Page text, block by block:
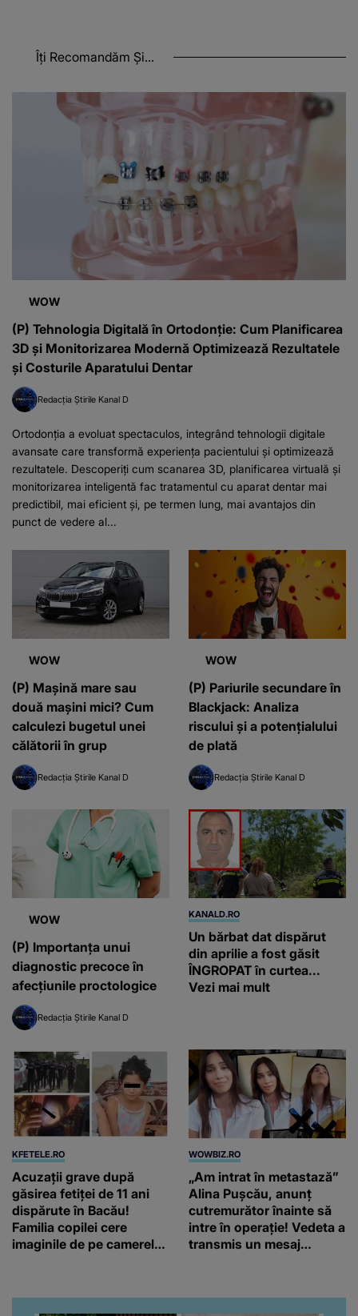
Îți Recomandăm Și...
WOW
(P) Tehnologia Digitală în Ortodonție: Cum Planificarea
3D și Monitorizarea Modernă Optimizează Rezultatele
și Costurile Aparatului Dentar
Redacția Știrile Kanal D
Ortodonția a evoluat spectaculos, integrând tehnologii digitale
avansate care transformă experiența pacientului și optimizează
rezultatele. Descoperiți cum scanarea 3D, planificarea virtuală și
monitorizarea inteligentă fac tratamentul cu aparat dentar mai
predictibil, mai eficient și, pe termen lung, mai avantajos din
punct de vedere al...
WOW
(P) Mașină mare sau
două mașini mici? Cum
calculezi bugetul unei
călătorii în grup
Redacția Știrile Kanal D
WOW
(P) Pariurile secundare în
Blackjack: Analiza
riscului și a potențialului
de plată
Redacția Știrile Kanal D
WOW
(P) Importanța unui
diagnostic precoce în
afecțiunile proctologice
Redacția Știrile Kanal D
KANALD.RO
Un bărbat dat dispărut
din aprilie a fost găsit
ÎNGROPAT în curtea...
Vezi mai mult
KFETELE.RO
Acuzații grave după
găsirea fetiței de 11 ani
dispărute în Bacău!
Familia copilei cere
imaginile de pe camerele
WOWBIZ.RO
„Am intrat în metastază”
Alina Pușcău, anunț
cutremurător înainte să
intre în operație! Vedeta a
transmis un mesaj